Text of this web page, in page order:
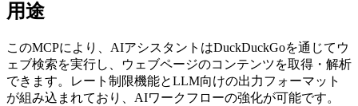
用途
このMCPにより、AIアシスタントはDuckDuckGoを通じてウ
ェブ検索を実行し、ウェブページのコンテンツを取得・解析
できます。レート制限機能とLLM向けの出力フォーマット
が組み込まれており、AIワークフローの強化が可能です。